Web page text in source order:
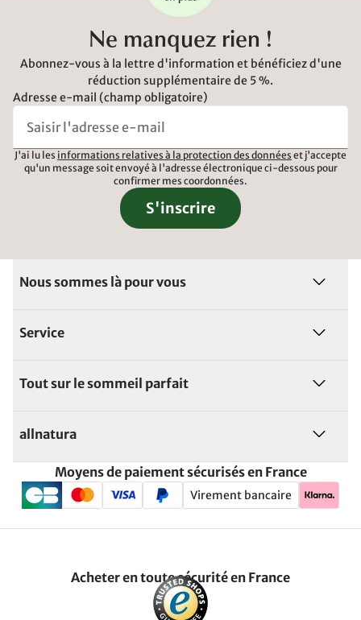
Ne manquez rien !
Abonnez-vous à la lettre d'information et bénéficiez d'une
réduction supplémentaire de 5 %.
Adresse e-mail (champ obligatoire)
J'ai lu les informations relatives à la protection des données et j'accepte
qu'un message soit envoyé à l'adresse électronique ci-dessous pour
confirmer mes coordonnées.
S'inscrire
Nous sommes là pour vous
Service
Tout sur le sommeil parfait
allnatura
Moyens de paiement sécurisés en France
Virement bancaire
Acheter en toute sécurité en France